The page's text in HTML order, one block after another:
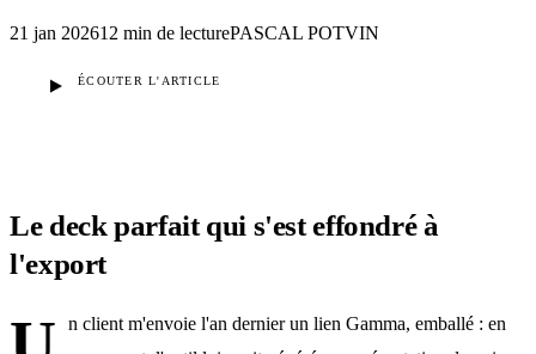
21 jan 202612 min de lecturePASCAL POTVIN
ÉCOUTER L'ARTICLE
Le deck parfait qui s'est effondré à
l'export
n client m'envoie l'an dernier un lien Gamma, emballé : en